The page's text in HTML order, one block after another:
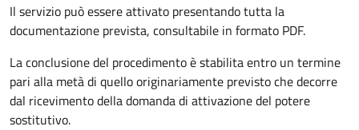
Il servizio può essere attivato presentando tutta la
documentazione prevista, consultabile in formato PDF.
La conclusione del procedimento è stabilita entro un termine
pari alla metà di quello originariamente previsto che decorre
dal ricevimento della domanda di attivazione del potere
sostitutivo.